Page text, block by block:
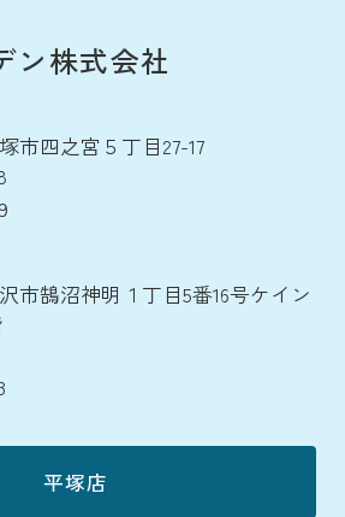
ン株式会社
市四之宮５丁目27-17
市鵠沼神明１丁目5番16号ケイン
平塚店